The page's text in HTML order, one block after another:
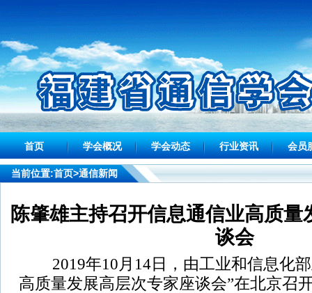
首页 学会概况 学会动态 行业资讯 会员
当前位置:首页>通信新闻
陈肇雄主持召开信息通信业高质量
谈会
2019年10月14日，由工业和信息化部
高质量发展高层次专家座谈会”在北京召